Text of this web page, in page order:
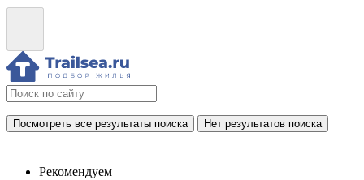
Посмотреть все результаты поиска Нет результатов поиска
Рекомендуем